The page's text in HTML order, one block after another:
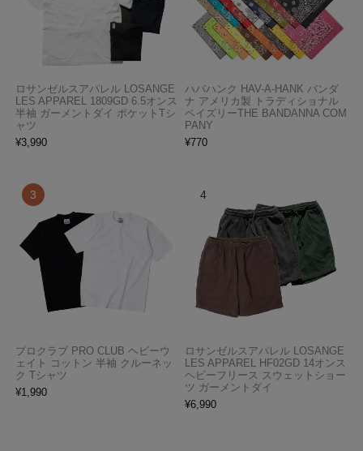
ロサンゼルスアパレル LOSANGE
LES APPAREL 1809GD 6.5オンス
半袖 ガーメントダイ ポケットTシ
ャツ
¥3,990
ハバハンク HAV-A-HANK バンダ
ナ アメリカ製 トラディショナル
ペイズリーTHE BANDANNA COM
PANY
¥770
プロクラブ PRO CLUB ヘビーウ
ェイト コットン 半袖 クルーネッ
ク Tシャツ
¥1,990
ロサンゼルスアパレル LOSANGE
LES APPAREL HF02GD 14オンス
ヘビーフリース スウェットショー
ツ ガーメントダイ
¥6,990